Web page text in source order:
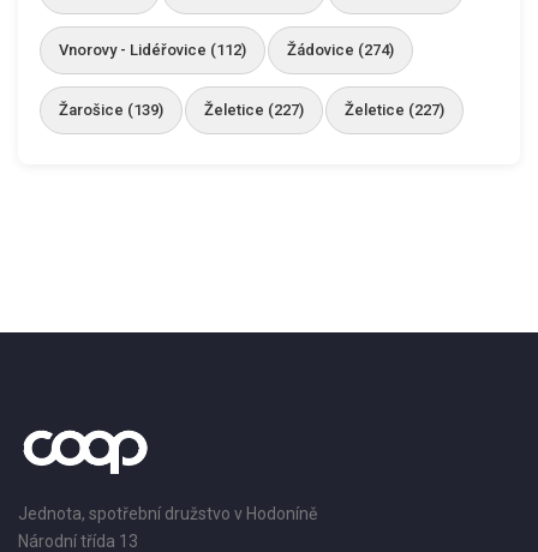
Vnorovy - Lidéřovice (112) Žádovice (274)
Žarošice (139) Želetice (227) Želetice (227)
Jednota, spotřební družstvo v Hodoníně
Národní třída 13